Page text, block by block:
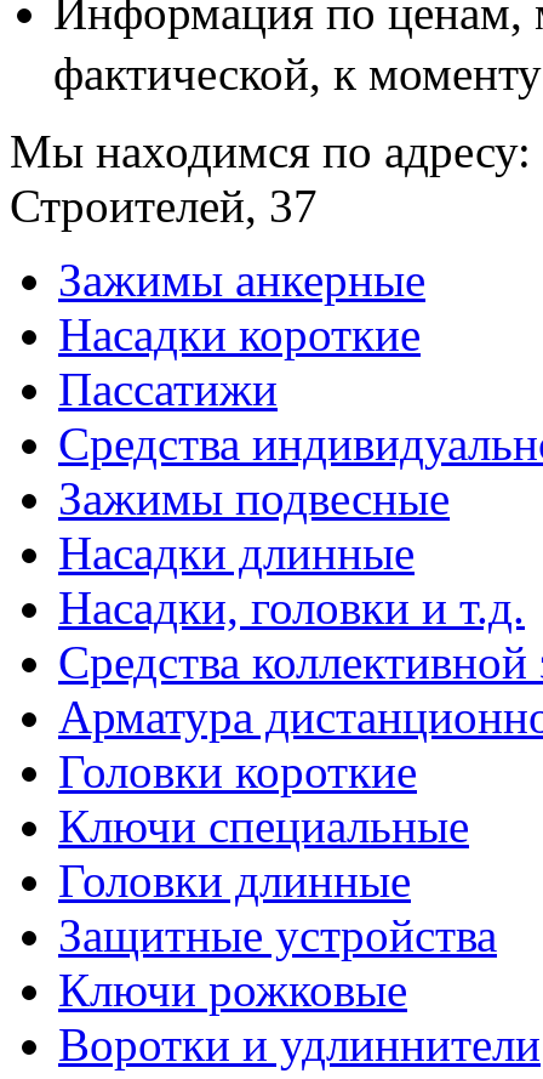
Информация по ценам,
фактической, к
Мы находимся по адресу:
Строителей, 37
Зажимы анкерные
Насадки короткие
Пассатижи
Средства
Зажимы подвесные
Насадки длинные
Насадки, головки и т.д.
Средства
Арматура
Головки короткие
Ключи специальные
Головки длинные
Защитные устройства
Ключи рожковые
Воротки и удлиннители